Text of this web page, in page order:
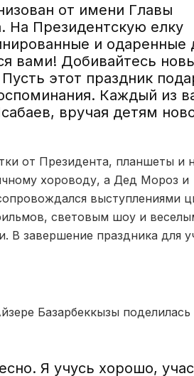
от имени Главы
На Президентскую елку
и одаренные
вами! Добивайтесь
этот праздник
Каждый из
вручая детям
от Президента, планшеты и
хороводу, а Дед Мороз и
выступлениями
световым шоу и
В завершение праздника для
Базарбеккызы поделилась
Я учусь хорошо,